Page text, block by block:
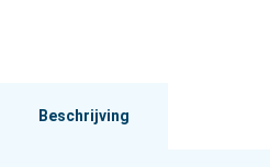
Beschrijving